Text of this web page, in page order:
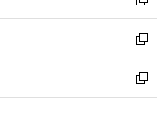
開
く
ウ
で
開
く
ン
ド
ウ
で
開
ウ
ィ
ン
ド
ウ
新
し
い
ウ
ィ
ン
新
し
い
ウ
新
し